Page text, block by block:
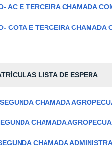
AC E TERCEIRA CHAMADA
COTA E TERCEIRA CHAMADA
LISTA DE ESPERA
CHAMADA
CHAMADA
CHAMADA